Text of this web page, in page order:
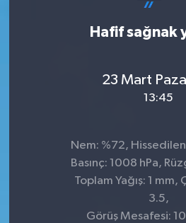
Hafif sağnak
23 Mart
13:45
Nem: %72, Hissedilen
Basınç: 1008 hPa,
Toplam Yağış: 1 mm,
3.5,
Görüş Mesafesi: